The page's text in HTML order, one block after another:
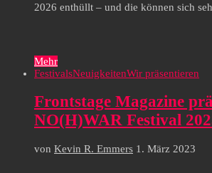
2026 enthüllt – und die können sich
Mehr
FestivalsNeuigkeitenWir präsentieren
Frontstage Magazine
NO(H)WAR Festival
von Kevin R. Emmers 1. März 2023